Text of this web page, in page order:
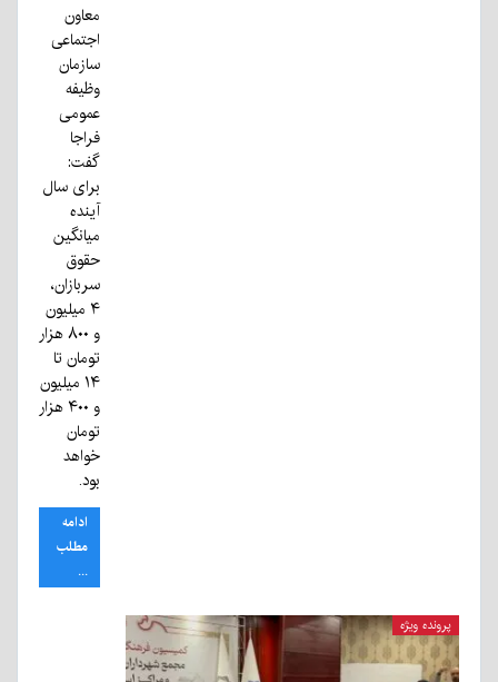
معاون
اجتماعی
سازمان
وظیفه
عمومی
فراجا
گفت:
برای سال
آینده
میانگین
حقوق
سربازان،
۴ میلیون
و ۸۰۰ هزار
تومان تا
۱۴ میلیون
و ۴۰۰ هزار
تومان
خواهد
بود.
ادامه
مطلب
...
پرونده ویژه